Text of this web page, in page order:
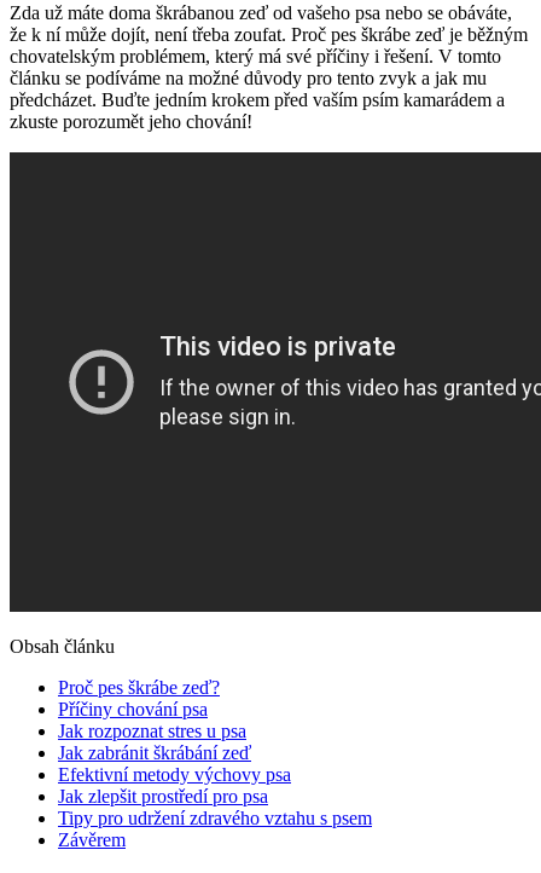
Zda už máte doma škrábanou zeď od vašeho psa nebo se obáváte,
že k ní může dojít, není třeba zoufat. Proč pes škrábe zeď je běžným
chovatelským problémem, který má své příčiny i řešení. V tomto
článku se podíváme na možné důvody pro tento zvyk a jak mu
předcházet. Buďte jedním krokem před vaším psím kamarádem a
zkuste porozumět jeho chování!
Obsah článku
Proč pes škrábe zeď?
Příčiny chování psa
Jak rozpoznat stres u psa
Jak zabránit škrábání zeď
Efektivní metody výchovy psa
Jak zlepšit prostředí pro psa
Tipy pro udržení zdravého vztahu s psem
Závěrem